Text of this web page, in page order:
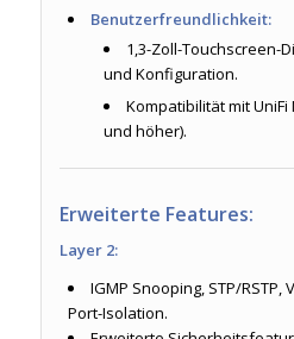
Benutzerfreundlichkeit:
1,3-Zoll-Touchscreen-
und Konfiguration.
Kompatibilität mit
und höher).
Erweiterte Features:
Layer 2:
IGMP Snooping, STP/RSTP,
Port-Isolation.